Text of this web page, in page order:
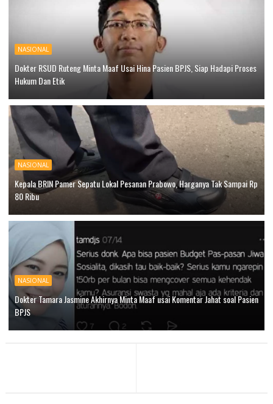
NASIONAL
Dokter RSUD Ruteng Minta Maaf Usai Hina Pasien BPJS, Siap Hadapi Proses
Hukum Dan Etik
NASIONAL
Kepala BRIN Pamer Sepatu Lokal Pesanan Prabowo, Harganya Tak Sampai Rp
80 Ribu
NASIONAL
Dokter Tamara Jasmine Akhirnya Minta Maaf usai Komentar Jahat soal Pasien
BPJS